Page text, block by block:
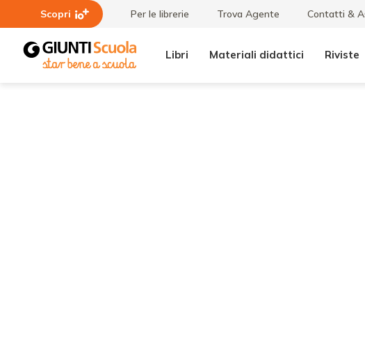
Scopri Per le librerie Trova Agente Contatti &
Libri Materiali didattici Riviste